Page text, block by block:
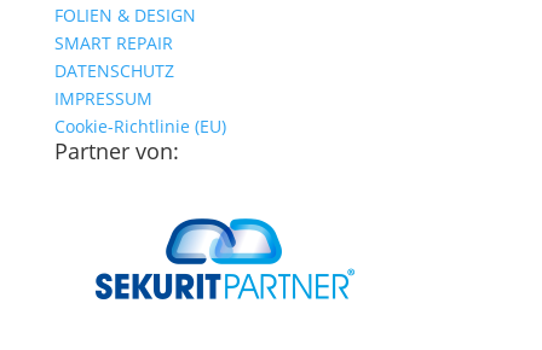
FOLIEN & DESIGN
SMART REPAIR
DATENSCHUTZ
IMPRESSUM
Cookie-Richtlinie (EU)
Partner von: